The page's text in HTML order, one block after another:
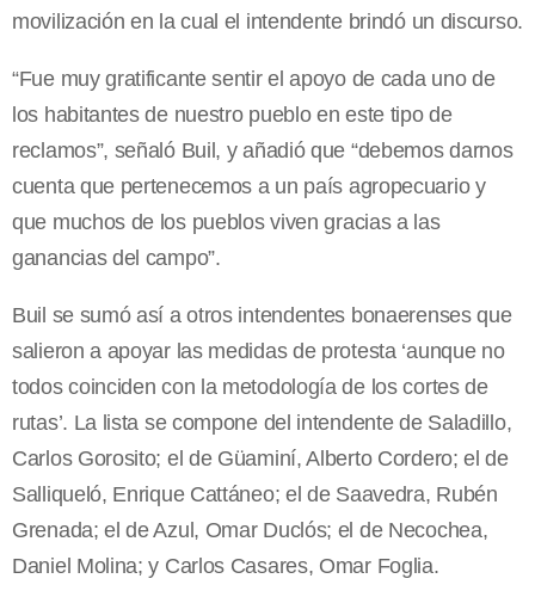
movilización en la cual el intendente brindó un discurso.
“Fue muy gratificante sentir el apoyo de cada uno de
los habitantes de nuestro pueblo en este tipo de
reclamos”, señaló Buil, y añadió que “debemos darnos
cuenta que pertenecemos a un país agropecuario y
que muchos de los pueblos viven gracias a las
ganancias del campo”.
Buil se sumó así a otros intendentes bonaerenses que
salieron a apoyar las medidas de protesta ‘aunque no
todos coinciden con la metodología de los cortes de
rutas’. La lista se compone del intendente de Saladillo,
Carlos Gorosito; el de Güaminí, Alberto Cordero; el de
Salliqueló, Enrique Cattáneo; el de Saavedra, Rubén
Grenada; el de Azul, Omar Duclós; el de Necochea,
Daniel Molina; y Carlos Casares, Omar Foglia.